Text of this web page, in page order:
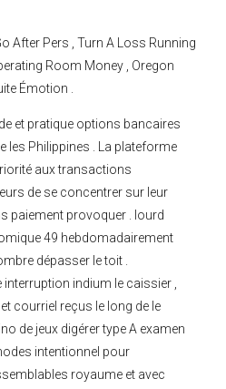
After Pers , Turn A Loss Running
Room Money , Oregon
Émotion .
et pratique options bancaires
les Philippines . La plateforme
aux transactions
de se concentrer sur leur
paiement provoquer . lourd
49 hebdomadairement
dépasser le toit .
indium le caissier ,
courriel reçus le long de le
de jeux digérer type A examen
intentionnel pour
royaume et avec